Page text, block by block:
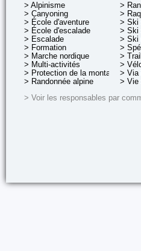
> Alpinisme
> Canyoning
> École d'aventure
> École d'escalade
> Escalade
> Formation
> Marche nordique
> Multi-activités
> Protection de la montagne
> Randonnée alpine
>
>
> Ski
> Ski
> Ski
>
>
>
> Via
> Vie
> Voir les responsables par